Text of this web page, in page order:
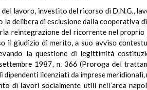
lavoro, investito del ricorso di D.N.G.,
delibera di esclusione dalla cooperativa
reintegrazione del ricorrente nel
il giudizio di merito, a suo avviso
la questione di legittimità
1987, n. 366 (Proroga del
licenziati da imprese
di lavori socialmente utili nell’area